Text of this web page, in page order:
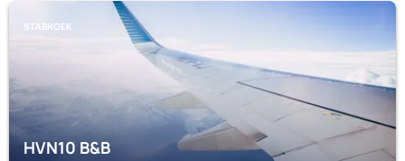
STABROEK
HVN10 B&B